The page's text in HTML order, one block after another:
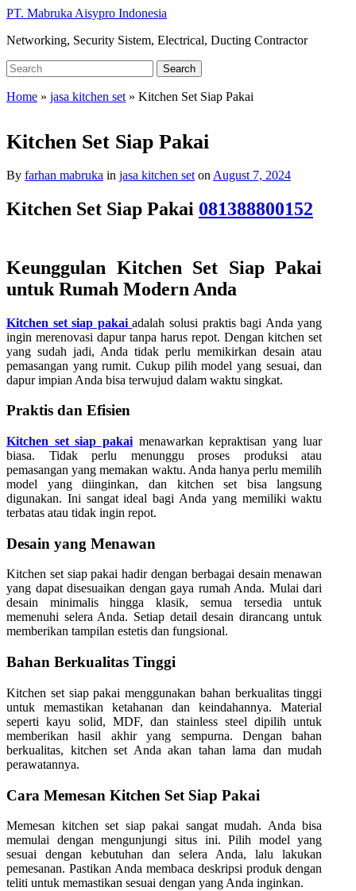
Skip
main
PT. Mabruka Aisypro Indonesia
Networking, Security Sistem, Electrical, Ducting Contractor
Search
for:
Search
Home » jasa kitchen set » Kitchen Set Siap Pakai
Kitchen Set Siap Pakai
By farhan mabruka in jasa kitchen set on August 7, 2024
Kitchen Set Siap Pakai 081388800152
Keunggulan Kitchen Set Siap Pakai
untuk Rumah Modern Anda
Kitchen set siap pakai adalah solusi praktis bagi Anda yang
ingin merenovasi dapur tanpa harus repot. Dengan kitchen set
yang sudah jadi, Anda tidak perlu memikirkan desain atau
pemasangan yang rumit. Cukup pilih model yang sesuai, dan
dapur impian Anda bisa terwujud dalam waktu singkat.
Praktis dan Efisien
Kitchen set siap pakaimenawarkan kepraktisan yang luar
biasa. Tidak perlu menunggu proses produksi atau
pemasangan yang memakan waktu. Anda hanya perlu memilih
model yang diinginkan, dan kitchen set bisa langsung
digunakan. Ini sangat ideal bagi Anda yang memiliki waktu
terbatas atau tidak ingin repot.
Desain yang Menawan
Kitchen set siap pakai hadir dengan berbagai desain menawan
yang dapat disesuaikan dengan gaya rumah Anda. Mulai dari
desain minimalis hingga klasik, semua tersedia untuk
memenuhi selera Anda. Setiap detail desain dirancang untuk
memberikan tampilan estetis dan fungsional.
Bahan Berkualitas Tinggi
Kitchen set siap pakai menggunakan bahan berkualitas tinggi
untuk memastikan ketahanan dan keindahannya. Material
seperti kayu solid, MDF, dan stainless steel dipilih untuk
memberikan hasil akhir yang sempurna. Dengan bahan
berkualitas, kitchen set Anda akan tahan lama dan mudah
perawatannya.
Cara Memesan Kitchen Set Siap Pakai
Memesan kitchen set siap pakai sangat mudah. Anda bisa
memulai dengan mengunjungi situs ini. Pilih model yang
sesuai dengan kebutuhan dan selera Anda, lalu lakukan
pemesanan. Pastikan Anda membaca deskripsi produk dengan
teliti untuk memastikan sesuai dengan yang Anda inginkan.